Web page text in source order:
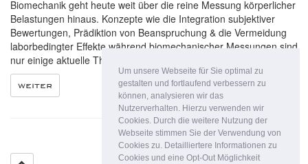
Um unsere Webseite für Sie optimal zu
gestalten und fortlaufend verbessern zu
können, analysieren wir das
Nutzerverhalten. Hierzu verwenden wir
Cookies. Durch die weitere Nutzung der
Webseite stimmen Sie der Verwendung von
Cookies zu. Detailliertere Informationen zu
Cookies und eine Opt-Out Möglichkeit
Biomechanik geht heute weit über die reine Messung körperlicher
Belastungen hinaus. Konzepte wie die Integration subjektiver
Bewertungen, Prädiktion von Beanspruchung & die Vermeidung
laborbedingter Effekte während biomechanischer Messungen sind
nur einige aktuelle Themen ...
weiter